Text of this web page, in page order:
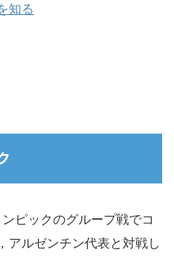
知る
ピックのグループ戦でコ
アルゼンチン代表と対戦し